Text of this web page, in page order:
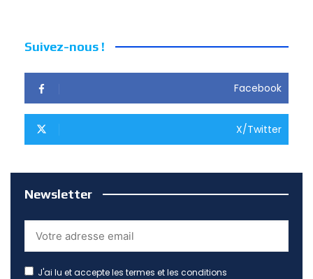
Suivez-nous !
Facebook
X/Twitter
Newsletter
J'ai lu et accepte les termes et les conditions